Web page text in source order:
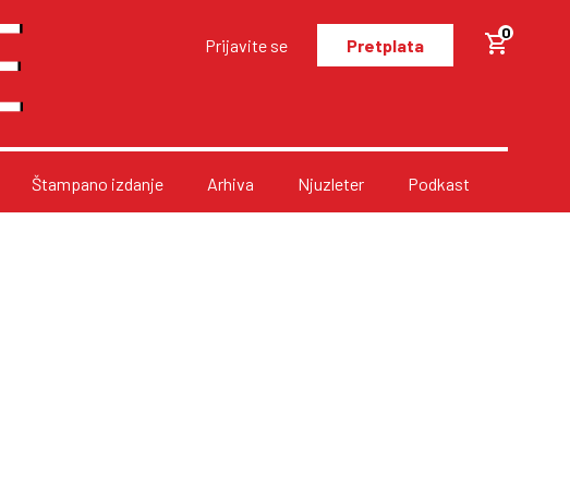
Prijavite se Pretplata
0
Štampano izdanje Arhiva Njuzleter Podkast